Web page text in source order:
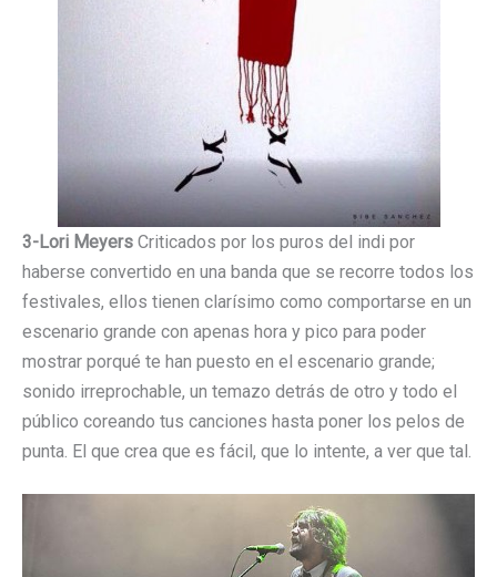
3-Lori Meyers Criticados por los puros del indi por
haberse convertido en una banda que se recorre todos los
festivales, ellos tienen clarísimo como comportarse en un
escenario grande con apenas hora y pico para poder
mostrar porqué te han puesto en el escenario grande;
sonido irreprochable, un temazo detrás de otro y todo el
público coreando tus canciones hasta poner los pelos de
punta. El que crea que es fácil, que lo intente, a ver que tal.